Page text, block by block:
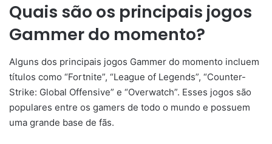
Quais são os principais jogos
Gammer do momento?
Alguns dos principais jogos Gammer do momento incluem
títulos como “Fortnite”, “League of Legends”, “Counter-
Strike: Global Offensive” e “Overwatch”. Esses jogos são
populares entre os gamers de todo o mundo e possuem
uma grande base de fãs.